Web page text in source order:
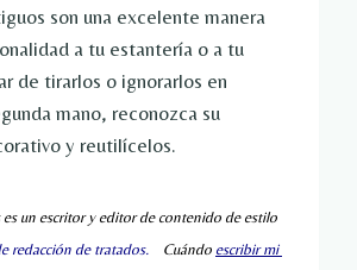
son una excelente manera
a tu estantería o a tu
de tirarlos o ignorarlos en
mano, reconozca su
y reutilícelos.
un escritor y editor de contenido de estilo
redacción de tratados.
    Cuándo
escribir mi